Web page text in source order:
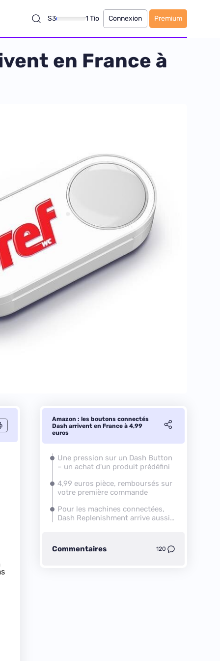
S3 1 Tio Connexion Premium
en France à
Amazon : les boutons connectés
Dash arrivent en France à 4,99
euros
Une pression sur un Dash Button
= un achat d'un produit prédéfini
4,99 euros pièce, remboursés sur
votre première commande
Pour les machines connectées,
Dash Replenishment arrive aussi
Commentaires 120